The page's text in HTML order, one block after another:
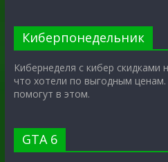
Киберпонедельник
Кибернеделя с кибер скидками
что хотели по выгодным
помогут в этом.
GTA 6